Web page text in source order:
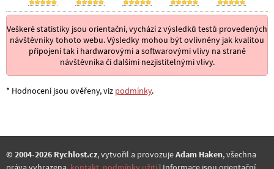
Veškeré statistiky jsou orientační, vychází z výsledků testů provedených
návštěvníky tohoto webu. Výsledky mohou být ovlivněny jak kvalitou
připojení tak i hardwarovými a softwarovými vlivy na straně
návštěvníka či dalšími nezjistitelnými vlivy.
* Hodnocení jsou ověřeny, viz podmínky.
© 2004-2026 Rychlost.cz, vytvořil a provozujeAdam Haken, všechna